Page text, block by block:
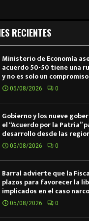
RECIENTES
Ministerio de Economía
acuerdo 50-50 tiene una
y no es solo un
05/08/2026 0
Gobierno y los nueve
el “Acuerdo por la Patria”
desarrollo desde las
05/08/2026 0
Barral advierte que la
plazos para favorecer la
implicados en el caso
05/08/2026 0